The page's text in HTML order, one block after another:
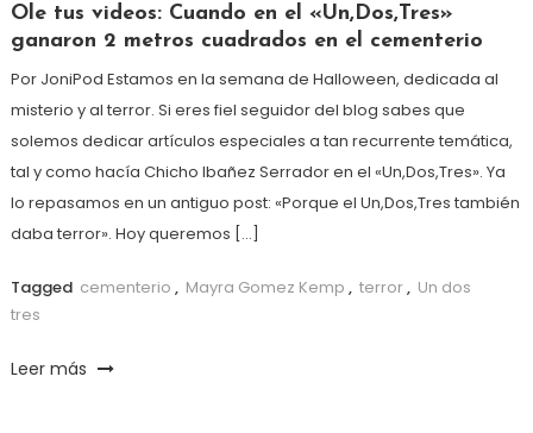
Ole tus videos: Cuando en el «Un,Dos,Tres»
ganaron 2 metros cuadrados en el cementerio
Por JoniPod Estamos en la semana de Halloween, dedicada al
misterio y al terror. Si eres fiel seguidor del blog sabes que
solemos dedicar artículos especiales a tan recurrente temática,
tal y como hacía Chicho Ibañez Serrador en el «Un,Dos,Tres». Ya
lo repasamos en un antiguo post: «Porque el Un,Dos,Tres también
daba terror». Hoy queremos […]
Tagged cementerio , Mayra Gomez Kemp , terror, Un dos
tres
Leer más